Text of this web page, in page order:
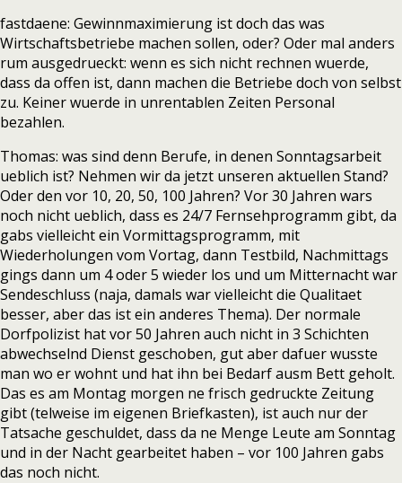
fastdaene: Gewinnmaximierung ist doch das was
Wirtschaftsbetriebe machen sollen, oder? Oder mal anders
rum ausgedrueckt: wenn es sich nicht rechnen wuerde,
dass da offen ist, dann machen die Betriebe doch von selbst
zu. Keiner wuerde in unrentablen Zeiten Personal
bezahlen.
Thomas: was sind denn Berufe, in denen Sonntagsarbeit
ueblich ist? Nehmen wir da jetzt unseren aktuellen Stand?
Oder den vor 10, 20, 50, 100 Jahren? Vor 30 Jahren wars
noch nicht ueblich, dass es 24/7 Fernsehprogramm gibt, da
gabs vielleicht ein Vormittagsprogramm, mit
Wiederholungen vom Vortag, dann Testbild, Nachmittags
gings dann um 4 oder 5 wieder los und um Mitternacht war
Sendeschluss (naja, damals war vielleicht die Qualitaet
besser, aber das ist ein anderes Thema). Der normale
Dorfpolizist hat vor 50 Jahren auch nicht in 3 Schichten
abwechselnd Dienst geschoben, gut aber dafuer wusste
man wo er wohnt und hat ihn bei Bedarf ausm Bett geholt.
Das es am Montag morgen ne frisch gedruckte Zeitung
gibt (telweise im eigenen Briefkasten), ist auch nur der
Tatsache geschuldet, dass da ne Menge Leute am Sonntag
und in der Nacht gearbeitet haben – vor 100 Jahren gabs
das noch nicht.